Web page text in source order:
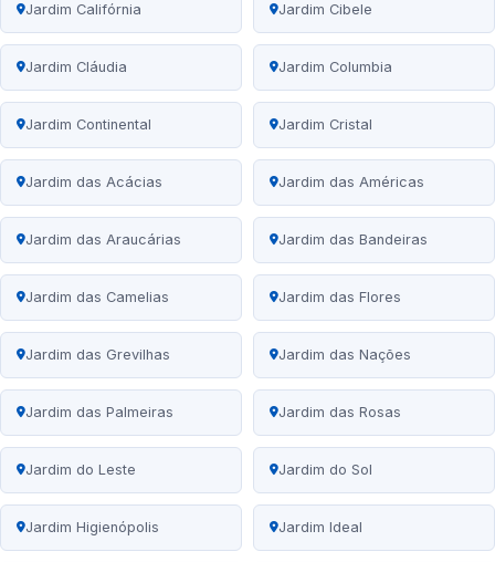
Jardim Califórnia Jardim Cibele
Jardim Cláudia Jardim Columbia
Jardim Continental Jardim Cristal
Jardim das Acácias Jardim das Américas
Jardim das Araucárias Jardim das Bandeiras
Jardim das Camelias Jardim das Flores
Jardim das Grevilhas Jardim das Nações
Jardim das Palmeiras Jardim das Rosas
Jardim do Leste Jardim do Sol
Jardim Higienópolis Jardim Ideal